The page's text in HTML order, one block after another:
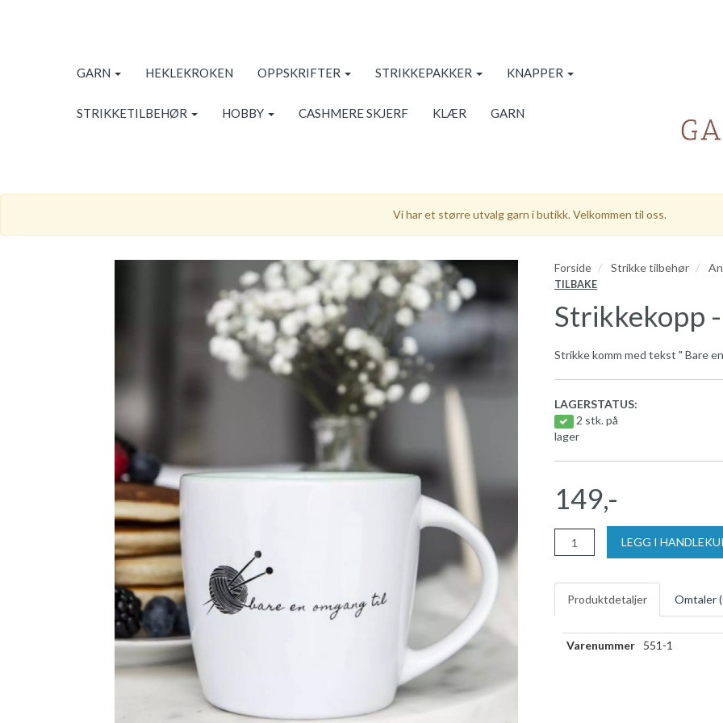
GARN HEKLEKROKEN OPPSKRIFTER STRIKKEPAKKER KNAPPER
STRIKKETILBEHØR HOBBY CASHMERE SKJERF KLÆR GARN
Vi har et større utvalg garn i butikk. Velkommen til oss.
Forside Strikke tilbehør
TILBAKE
Strikkekopp
Strikke komm med tekst " Bare
LAGERSTATUS:
2 stk. på
lager
149,-
LEGG I
Produktdetaljer Omtaler (
Varenummer 551-1